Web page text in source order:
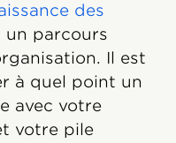
des
un parcours
Il est
à quel point un
avec votre
votre pile